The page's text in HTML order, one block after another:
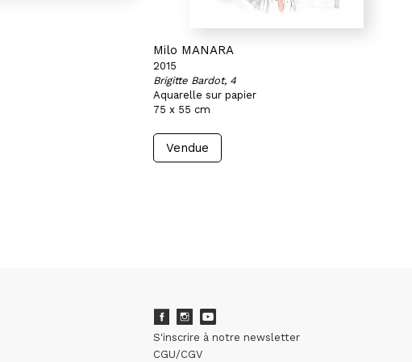
Milo MANARA
2015
Brigitte Bardot, 4
Aquarelle sur papier
75 x 55 cm
Vendue
S'inscrire à notre newsletter
CGU/CGV